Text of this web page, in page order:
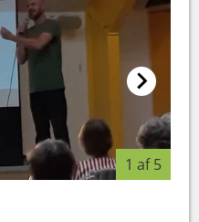
1 af 5